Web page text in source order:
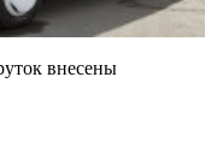
внесены